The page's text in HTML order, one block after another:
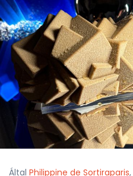
Által Philippine de Sortiraparis,